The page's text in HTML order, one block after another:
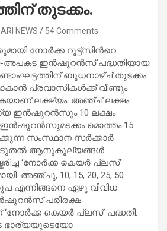
തുടക്കം.
NEWS 54 Comments
നോർക്ക റൂട്ട്സിന്‍റെ
ഇൻഷുറൻസ് പദ്ധതിയായ
ബുധനാഴ്ച് തുടക്കം.
പ്രവാസികൾക്ക് വീണ്ടും
ലക്ഷ്യം. അഞ്ച് ലക്ഷം
ഇൻഷുറൻസും 10 ലക്ഷം
മൊത്തം 15
സംസ്ഥാന സർക്കാർ
കൂടുതൽ ആനുകൂല്യങ്ങൾ
‘നോര്‍ക്ക കെയര്‍ പ്ലസ്’
അഞ്ചു, 10, 15, 20, 25, 50
എന്നിങ്ങനെ ഏഴു വിവിധ
പരിരക്ഷ
കെയര്‍ പ്ലസ്’ പദ്ധതി.
ഭാര്യയുടെയോ